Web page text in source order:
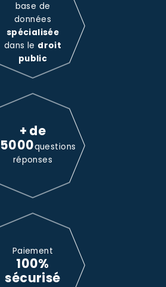
base de
données
spécialisée
dans le droit
public
+ de
5000questions
réponses
Paiement
100%
sécurisé